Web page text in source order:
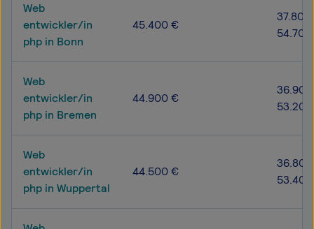
Web
entwickler/in
php in Bonn
45.400 €
Web
entwickler/in
php in Bremen
44.900 €
Web
entwickler/in
php in Wuppertal
44.500 €